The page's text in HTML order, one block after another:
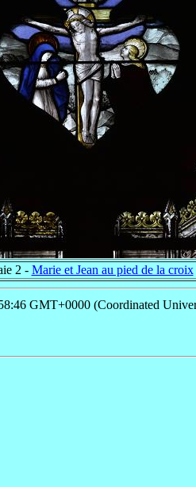
2 - Marie et Jean au pied de la croix
GMT+0000 (Coordinated